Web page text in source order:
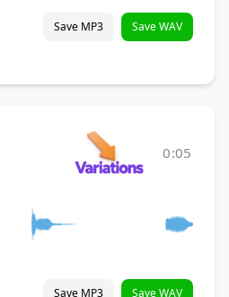
Save MP3 Save WAV
0:05
Save MP3 Save WAV